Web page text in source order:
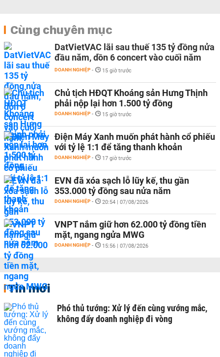
Cùng chuyên mục
DatVietVAC lãi sau thuế 135 tỷ đồng nửa
đầu năm, dồn 6 concert vào cuối năm
DOANH NGHIỆP - 15 giờ trước
Chủ tịch HĐQT Khoáng sản Hưng Thịnh
phải nộp lại hơn 1.500 tỷ đồng
DOANH NGHIỆP - 15 giờ trước
Điện Máy Xanh muốn phát hành cổ phiếu
với tỷ lệ 1:1 để tăng thanh khoản
DOANH NGHIỆP - 17 giờ trước
EVN đã xóa sạch lỗ lũy kế, thu gần
353.000 tỷ đồng sau nửa năm
DOANH NGHIỆP - 20:54 | 07/08/2026
VNPT nắm giữ hơn 62.000 tỷ đồng tiền
mặt, ngang ngửa MWG
DOANH NGHIỆP - 15:56 | 07/08/2026
Tin mới
Phó thủ tướng: Xử lý đến cùng vướng mắc,
không đẩy doanh nghiệp đi vòng